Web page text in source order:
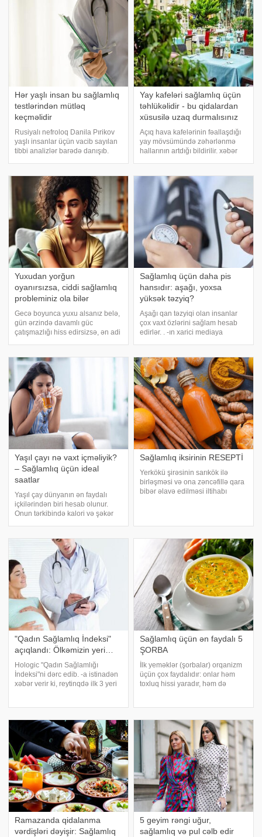
Hər yaşlı insan bu sağlamlıq
testlərindən mütləq
keçməlidir
Rusiyalı nefroloq Danila Pırikov
yaşlı insanlar üçün vacib sayılan
tibbi analizlər barədə danışıb.
hər bir yaşlı insanın mütləq
şəkildə bir neçə əsas anali
Yay kafeləri sağlamlıq üçün
təhlükəlidir - bu qidalardan
xüsusilə uzaq durmalısınız
Açıq hava kafelərinin fəallaşdığı
yay mövsümündə zəhərlənmə
hallarının artdığı bildirilir. xəbər
Mərkəzinin rəhbəri Yelena
Spetsenko bu barədə -ya danışıb.
Onun sözlərin
Yuxudan yorğun
oyanırsızsa, ciddi sağlamlıq
probleminiz ola bilər
Gecə boyunca yuxu alsanız belə,
gün ərzində davamlı güc
çatışmazlığı hiss edirsizsə, ən adi
yorğunluğun artması deməkdir.
xəbər verir ki, yorğunluğun
müxtəlif səbəblər
Sağlamlıq üçün daha pis
hansıdır: aşağı, yoxsa
yüksək təzyiq?
Aşağı qan təzyiqi olan insanlar
çox vaxt özlərini sağlam hesab
edirlər. . -ın xarici mediaya
yüksək təzyiq ağırlaşma riskini
daşıyır və ciddi sağlamlıq
problemlərin
Yaşıl çayı nə vaxt içməliyik?
– Sağlamlıq üçün ideal
saatlar
Yaşıl çay dünyanın ən faydalı
içkilərindən biri hesab olunur.
Onun tərkibində kalori və şəkər
zəngindir. Lakin bu faydalardan
tam istifadə etmək üçün yaşı
Sağlamlıq iksirinin RESEPTİ
Yerkökü şirəsinin sarıkök ilə
birləşməsi və ona zəncəfillə qara
bibər əlavə edilməsi iltihabı
menecer
"Qadın Sağlamlıq İndeksi"
açıqlandı: Ölkəmizin yeri…
Hologic "Qadın Sağlamlığı
İndeksi"ni dərc edib. -a istinadən
xəbər verir ki, reytinqdə ilk 3 yeri
indekslə 54-cü yerdədir. Rusiy
Sağlamlıq üçün ən faydalı 5
ŞORBA
İlk yeməklər (şorbalar) orqanizm
üçün çox faydalıdır: onlar həm
toxluq hissi yaradır, həm də
edir. Şorbalar bədəni qidalandırır,
eyn
Ramazanda qidalanma
vərdişləri dəyişir: Sağlamlıq
5 geyim rəngi uğur,
sağlamlıq və pul cəlb edir